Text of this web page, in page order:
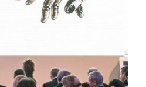
секрети
Куйбишевського
нафтопереробного